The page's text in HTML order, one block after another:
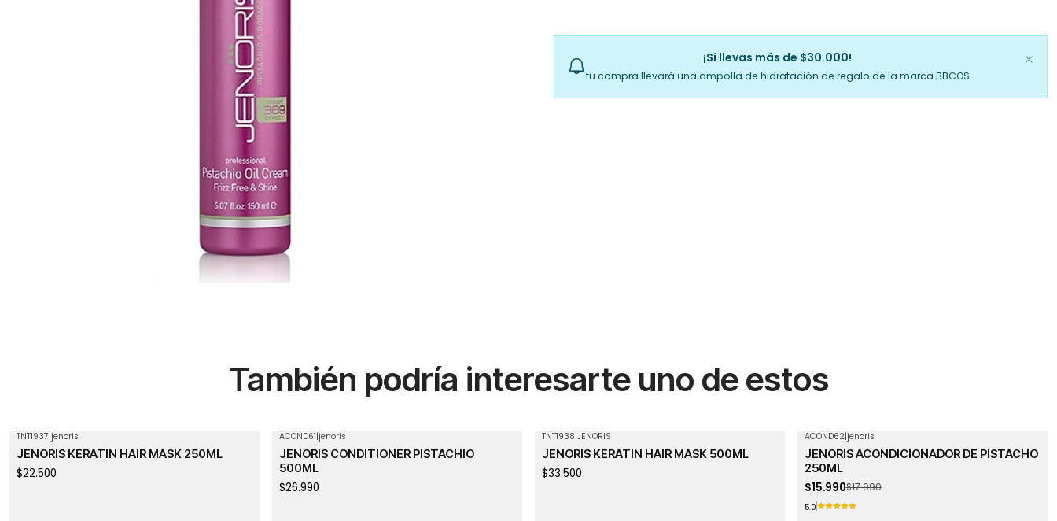
¡Sí llevas más de $30.000!
tu compra llevará una ampolla de hidratación de regalo de la marca BBCOS
También podría interesarte uno de estos
TNT1937|jenoris
JENORIS KERATIN HAIR MASK 250ML
$22.500
ACOND61|jenoris
JENORIS CONDITIONER PISTACHIO
500ML
$26.990
TNT1938|JENORIS
JENORIS KERATIN HAIR MASK 500ML
$33.500
Agotado
ACOND62|jenoris
JENORIS ACONDICIONADOR DE PISTACHO
250ML
$15.990$17.990
5.0